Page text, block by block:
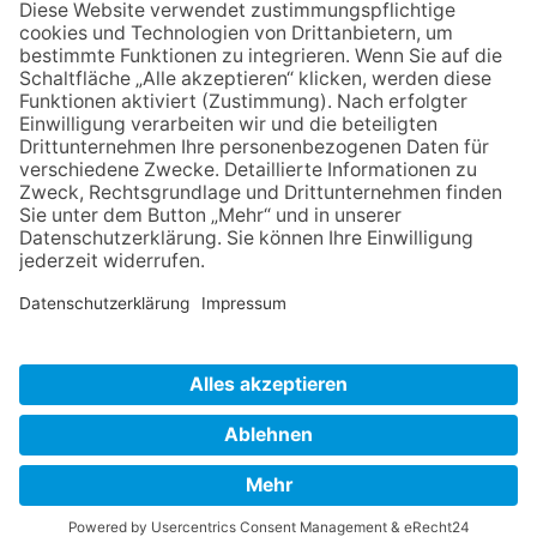
VERBRAUCHERSTREITBEILEGUNGSGESETZ
HINWEISGEBERSCHUTZGESETZ LINKS/PARTNER
KONTAKT VORLESE-FUNKTION: READSPEAKER
GOOD NEWS | ELTERNBRIEFE
DATENSCHUTZ GGMBH DATENSCHUTZ E.V.
DATENVERARBEITUNG TAA | AFE